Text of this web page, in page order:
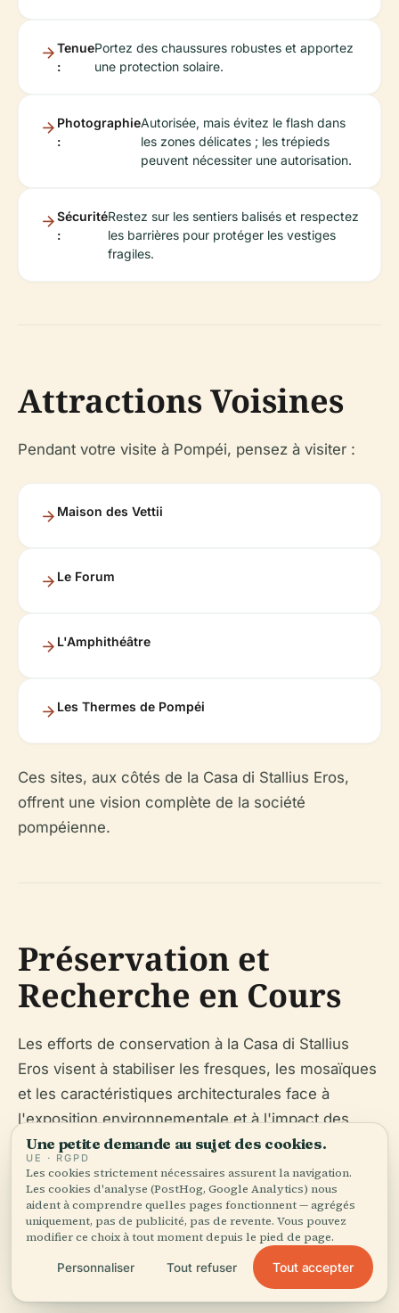
Tenue
:
Portez des chaussures robustes et apportez
une protection solaire.
Photographie
:
Autorisée, mais évitez le flash dans
les zones délicates ; les trépieds
peuvent nécessiter une autorisation.
Sécurité
:
Restez sur les sentiers balisés et respectez
les barrières pour protéger les vestiges
fragiles.
Attractions Voisines
Pendant votre visite à Pompéi, pensez à visiter :
Maison des Vettii
Le Forum
L'Amphithéâtre
Les Thermes de Pompéi
Ces sites, aux côtés de la Casa di Stallius Eros,
offrent une vision complète de la société
pompéienne.
Préservation et
Recherche en Cours
Les efforts de conservation à la Casa di Stallius
Eros visent à stabiliser les fresques, les mosaïques
et les caractéristiques architecturales face à
l'exposition environnementale et à l'impact des
visiteurs. Les techniques modernes telles que le
radar à pénétration de sol et les reconstructions
numériques soutiennent la recherche et
l'interprétation en cours (The Archaeologist). De
nombreuses œuvres originales sont exposées au
Musée Archéologique National de Naples.
Une petite demande au sujet des cookies.
UE · RGPD
Les cookies strictement nécessaires assurent la navigation.
Les cookies d'analyse (PostHog, Google Analytics) nous
aident à comprendre quelles pages fonctionnent — agrégés
uniquement, pas de publicité, pas de revente. Vous pouvez
modifier ce choix à tout moment depuis le pied de page.
Personnaliser Tout refuser Tout accepter